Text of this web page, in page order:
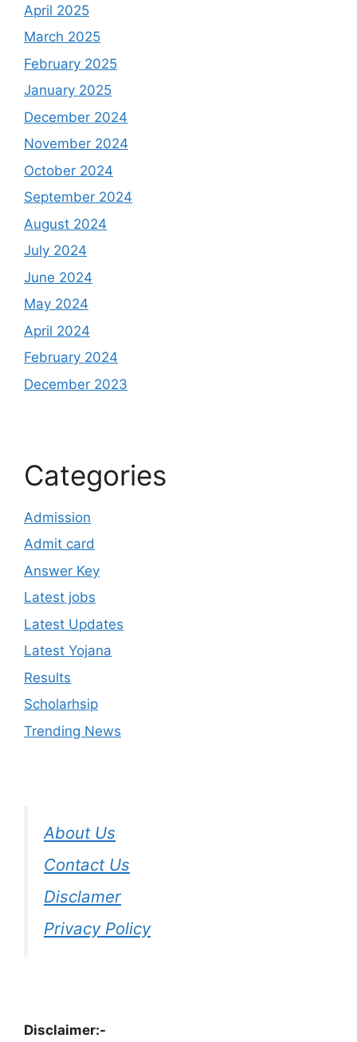
April 2025
March 2025
February 2025
January 2025
December 2024
November 2024
October 2024
September 2024
August 2024
July 2024
June 2024
May 2024
April 2024
February 2024
December 2023
Categories
Admission
Admit card
Answer Key
Latest jobs
Latest Updates
Latest Yojana
Results
Scholarhsip
Trending News
About Us
Contact Us
Disclamer
Privacy Policy
Disclaimer:-